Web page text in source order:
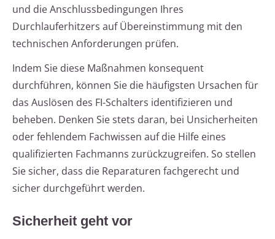
und die Anschlussbedingungen Ihres
Durchlauferhitzers auf Übereinstimmung mit den
technischen Anforderungen prüfen.
Indem Sie diese Maßnahmen konsequent
durchführen, können Sie die häufigsten Ursachen für
das Auslösen des FI-Schalters identifizieren und
beheben. Denken Sie stets daran, bei Unsicherheiten
oder fehlendem Fachwissen auf die Hilfe eines
qualifizierten Fachmanns zurückzugreifen. So stellen
Sie sicher, dass die Reparaturen fachgerecht und
sicher durchgeführt werden.
Sicherheit geht vor